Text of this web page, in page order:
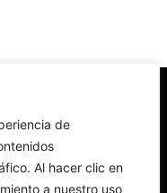
de
Al hacer clic en
a nuestro uso
y la sociedad